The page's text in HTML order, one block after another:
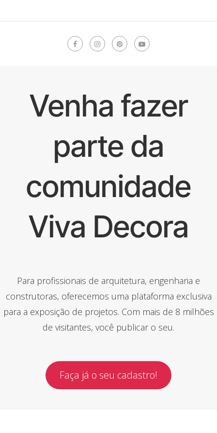
Venha fazer
parte da
comunidade
Viva Decora
Para profissionais de arquitetura, engenharia e
construtoras, oferecemos uma plataforma exclusiva
para a exposição de projetos. Com mais de 8 milhões
de visitantes, você publicar o seu.
Faça já o seu cadastro!